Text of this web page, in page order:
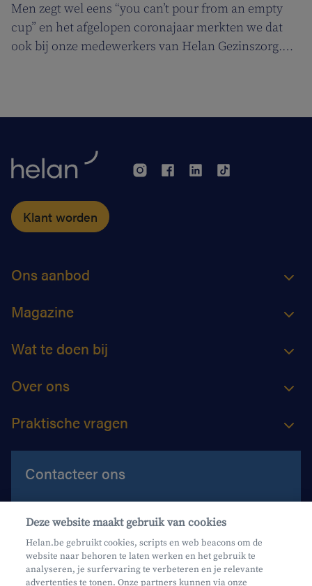
Men zegt wel eens “you can’t pour from an empty
cup” en het afgelopen coronajaar merkten we dat
ook bij onze medewerkers van Helan Gezinszorg.
hun klanten kunnen zorgen.
Klant worden
Ons aanbod
Magazine
Wat te doen bij
Over ons
Praktische vragen
Contacteer ons
Contacteer ons
Maak een afspraak
Waar vind je ons?
Deze website maakt gebruik van cookies
Helan.be gebruikt cookies, scripts en web beacons om de
website naar behoren te laten werken en het gebruik te
analyseren, je surfervaring te verbeteren en je relevante
advertenties te tonen. Onze partners kunnen via onze